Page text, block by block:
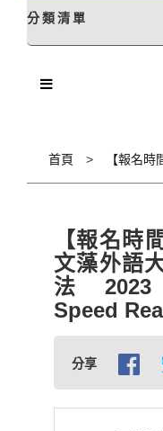
分類清單
首頁
【報名時
文藻外語
法 2023
Speed
分享